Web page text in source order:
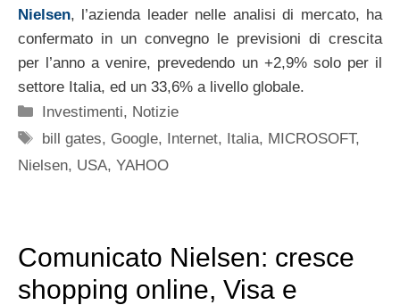
Nielsen, l’azienda leader nelle analisi di mercato, ha
confermato in un convegno le previsioni di crescita
per l’anno a venire, prevedendo un +2,9% solo per il
settore Italia, ed un 33,6% a livello globale.
Categorie
Investimenti, Notizie
Tag
bill gates, Google, Internet, Italia, MICROSOFT,
Nielsen, USA, YAHOO
Comunicato Nielsen: cresce
shopping online, Visa e